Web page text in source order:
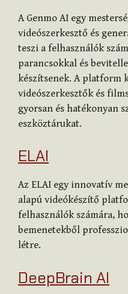
A Genmo AI egy
videószerkesztő és
teszi a felhasználók
parancsokkal és
készítsenek. A platform
videószerkesztők és
gyorsan és hatékonyan
eszköztárukat.
ELAI
Az ELAI egy innovatív
alapú videókészítő
felhasználók számára,
bemenetekből
létre.
DeepBrain AI